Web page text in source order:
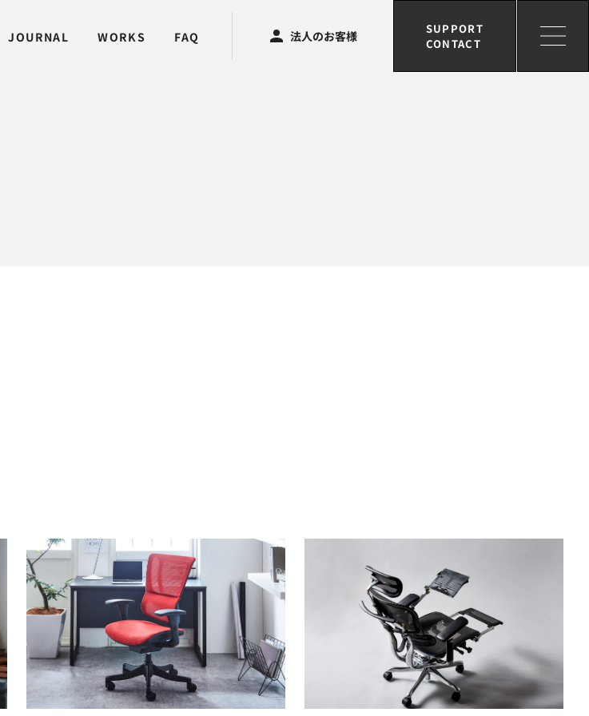
JOURNAL WORKS FAQ 法人のお客様
SUPPORT
CONTACT
2023/05/26
初代｜Ergohuman Smart
オフィスや会議室での使用にも最適なチェア
2023/05/31
初代｜タブレットスタンド
最新のワーキングスタイルに対応したチェアアク